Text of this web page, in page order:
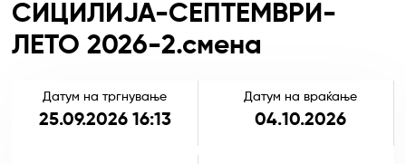
СИЦИЛИЈА-СЕПТЕМВРИ-
ЛЕТО 2026-2.смена
Датум на тргнување
25.09.2026 16:13
Датум на враќање
04.10.2026